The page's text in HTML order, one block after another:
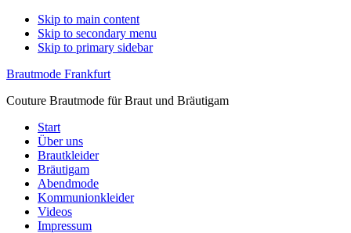
Skip to main content
Skip to secondary menu
Skip to primary sidebar
Brautmode Frankfurt
Couture Brautmode für Braut und Bräutigam
Start
Über uns
Brautkleider
Bräutigam
Abendmode
Kommunionkleider
Videos
Impressum